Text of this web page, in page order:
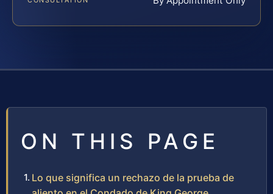
ON THIS PAGE
Lo que significa un rechazo de la prueba de